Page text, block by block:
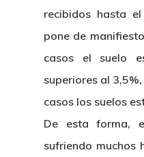
recibidos hasta
pone de
casos el suelo
superiores al
casos los suelos
De esta forma,
sufriendo muchos